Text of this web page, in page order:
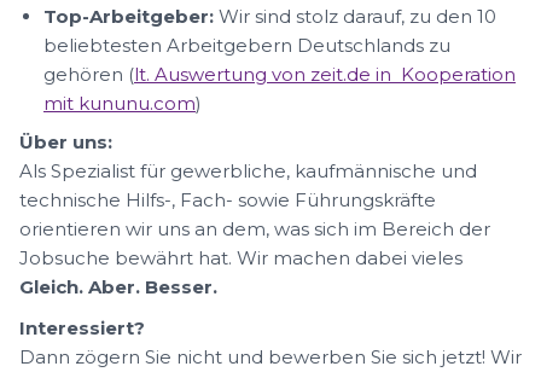
Top-Arbeitgeber: Wir sind stolz darauf, zu den 10
beliebtesten Arbeitgebern Deutschlands zu
gehören (lt. Auswertung von zeit.de in Kooperation
mit kununu.com)
Über uns:
Als Spezialist für gewerbliche, kaufmännische und
technische Hilfs-, Fach- sowie Führungskräfte
orientieren wir uns an dem, was sich im Bereich der
Jobsuche bewährt hat. Wir machen dabei vieles
Gleich. Aber. Besser.
Interessiert?
Dann zögern Sie nicht und bewerben Sie sich jetzt! Wir